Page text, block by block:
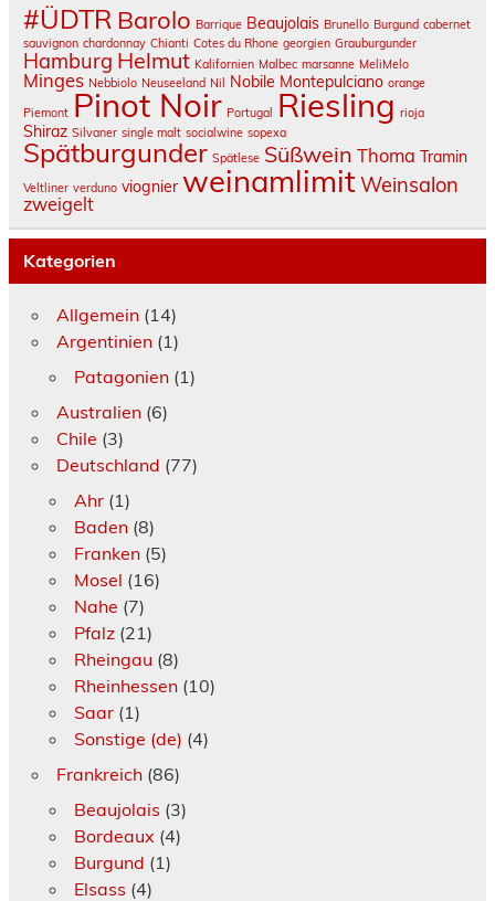
#ÜDTR Barolo Barrique Beaujolais Brunello Burgund cabernet
sauvignon chardonnay Chianti Cotes du Rhone georgien Grauburgunder
Hamburg Helmut Kalifornien Malbec marsanne MeliMelo
Minges Nebbiolo Neuseeland Nil Nobile Montepulciano orange
Piemont Pinot Noir Portugal Riesling rioja
Shiraz Silvaner single malt socialwine sopexa
Spätburgunder Spätlese Süßwein Thoma Tramin
Veltliner verduno viognier weinamlimit Weinsalon
zweigelt
Kategorien
Allgemein(14)
Argentinien(1)
Patagonien(1)
Australien(6)
Chile (3)
Deutschland (77)
Ahr(1)
Baden(8)
Franken(5)
Mosel (16)
Nahe (7)
Pfalz(21)
Rheingau (8)
Rheinhessen(10)
Saar(1)
Sonstige (de) (4)
Frankreich(86)
Beaujolais (3)
Bordeaux (4)
Burgund (1)
Elsass (4)